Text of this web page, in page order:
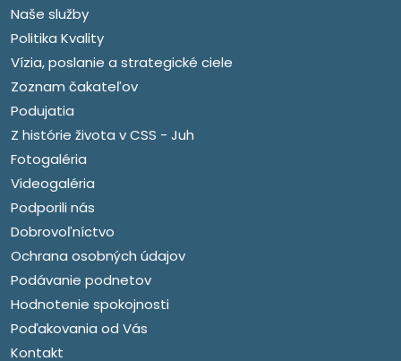
Naše služby
Politika Kvality
Vízia, poslanie a strategické ciele
Zoznam čakateľov
Podujatia
Z histórie života v CSS - Juh
Fotogaléria
Videogaléria
Podporili nás
Dobrovoľníctvo
Ochrana osobných údajov
Podávanie podnetov
Hodnotenie spokojnosti
Poďakovania od Vás
Kontakt